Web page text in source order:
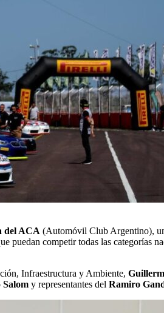
del ACA (Automóvil Club Argentino),
puedan competir todas las categorías
Infraestructura y Ambiente,
y representantes del Ramiro